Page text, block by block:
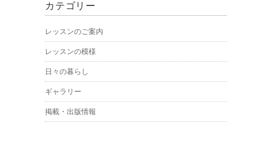
カテゴリー
レッスンのご案内
レッスンの模様
日々の暮らし
ギャラリー
掲載・出版情報